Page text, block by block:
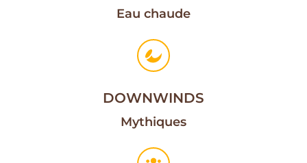
Eau chaude
DOWNWINDS
Mythiques